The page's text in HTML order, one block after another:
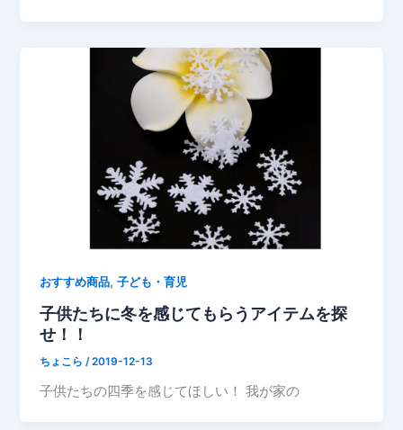
おすすめ商品,子ども・育児
子供たちに冬を感じてもらうアイテムを探
せ！！
ちょこら/2019-12-13
子供たちの四季を感じてほしい！ 我が家の